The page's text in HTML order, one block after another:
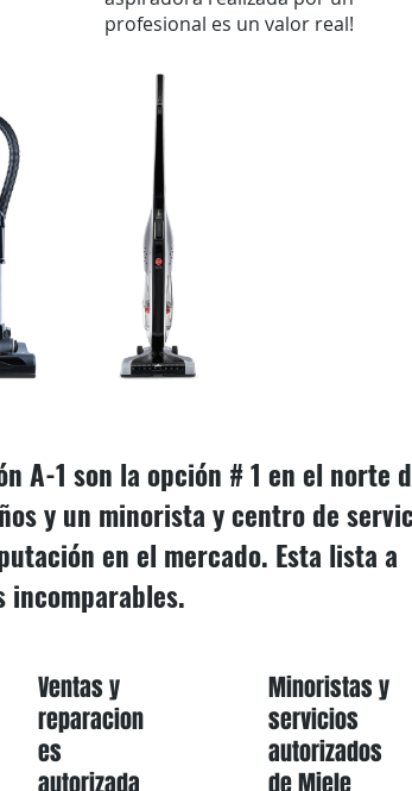
profesional es un valor real!
A-1 son la opción # 1 en el norte
y un minorista y centro de
en el mercado. Esta lista a
incomparables.
Ventas y
reparacion
es
autorizada
Minoristas y
servicios
autorizados
de Miele